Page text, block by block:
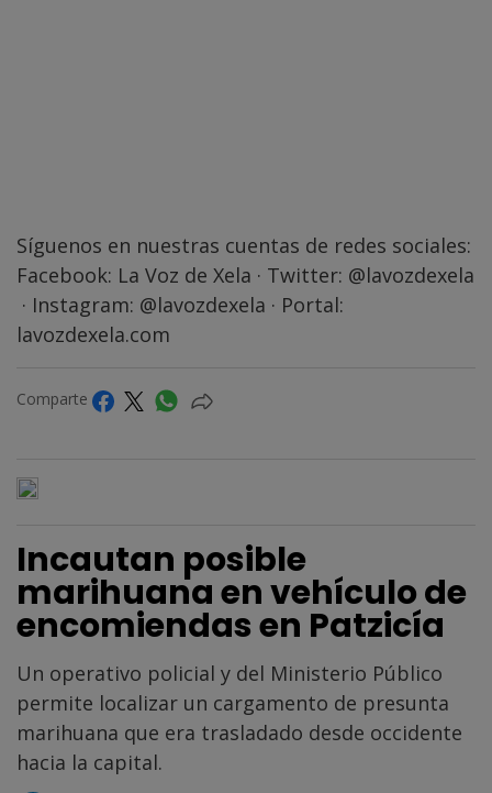
Síguenos en nuestras cuentas de redes sociales:
Facebook: La Voz de Xela · Twitter: @lavozdexela
· Instagram: @lavozdexela · Portal:
lavozdexela.com
Comparte
Incautan posible
marihuana en vehículo de
encomiendas en Patzicía
Un operativo policial y del Ministerio Público
permite localizar un cargamento de presunta
marihuana que era trasladado desde occidente
hacia la capital.